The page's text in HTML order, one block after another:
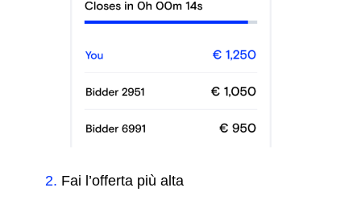
2. Fai l’offerta più alta